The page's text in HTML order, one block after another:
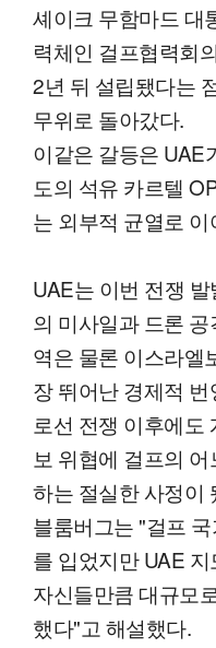
셰이크 무함마드 대
력체인 걸프협력회
2년 뒤 설립됐다는
무위로 돌아갔다.
이같은 갈등은 UAE
도의 석유 카르텔
는 외부적 균열로 이
UAE는 이번 전쟁
의 미사일과 드론
역은 물론 이스라엘
장 뛰어난 경제적
로선 전쟁 이후에도
보 위협에 걸프의
하는 절실한 사정이
블룸버그는 "걸프
를 입었지만 UAE
자신들만큼 대규모
했다"고 해설했다.